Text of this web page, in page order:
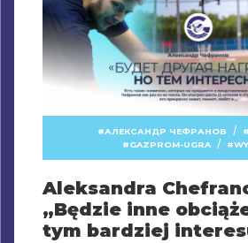
АЛЕКСАНДР ЧЕФРАНОВ /
GAZPROM-UGRA /
Aleksandra
„Będzie inne
tym bardziej